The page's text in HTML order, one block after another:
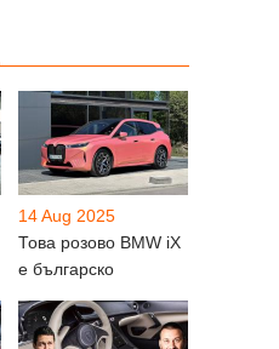
14 Aug 2025
Това розово BMW iX
е българско